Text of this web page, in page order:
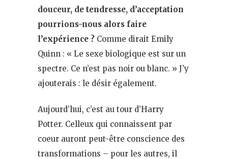
douceur, de tendresse, d’acceptation
pourrions-nous alors faire
l’expérience ? Comme dirait Emily
Quinn : « Le sexe biologique est sur un
spectre. Ce n’est pas noir ou blanc. » J’y
ajouterais : le désir également.
Aujourd’hui, c’est au tour d’Harry
Potter. Celleux qui connaissent par
coeur auront peut-être conscience des
transformations – pour les autres, il